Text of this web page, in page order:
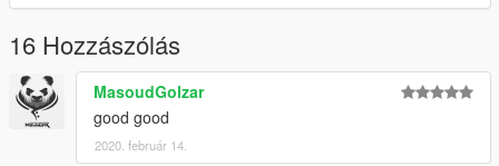
OMIDVARAM AZ MOD KHOSHETON BIYAD :)
16 Hozzászólás
MasoudGolzar
good good
2020. február 14.